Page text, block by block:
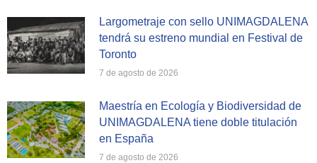
Largometraje con sello UNIMAGDALENA
tendrá su estreno mundial en Festival de
Toronto
7 de agosto de 2026
Maestría en Ecología y Biodiversidad de
UNIMAGDALENA tiene doble titulación
en España
7 de agosto de 2026